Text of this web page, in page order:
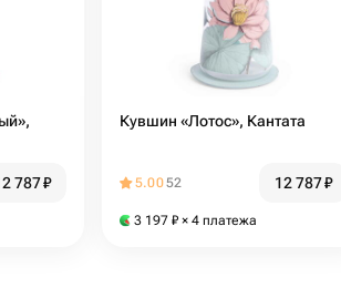
787₽
Кувшин «Лотос», Кантата
5.0052 12 787₽
3 197 ₽ × 4 платежа